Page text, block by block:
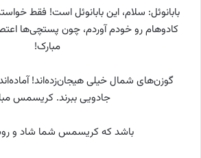
بابانوئل: سلام، این بابانوئل است! فقط
کادوهام رو خودم آوردم، چون پستچی‌ها
مبارک!
گوزن‌های شمال خیلی هیجان‌زده‌اند!
جادویی ببرند. کریسمس
باشد که کریسمس شما شاد و